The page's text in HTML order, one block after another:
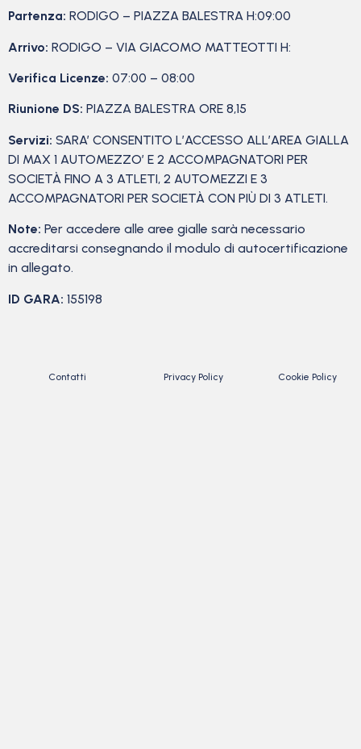
Partenza: RODIGO – PIAZZA BALESTRA H:09:00
Arrivo: RODIGO – VIA GIACOMO MATTEOTTI H:
Verifica Licenze: 07:00 – 08:00
Riunione DS: PIAZZA BALESTRA ORE 8,15
Servizi: SARA’ CONSENTITO L’ACCESSO ALL’AREA GIALLA
DI MAX 1 AUTOMEZZO’ E 2 ACCOMPAGNATORI PER
SOCIETÀ FINO A 3 ATLETI, 2 AUTOMEZZI E 3
ACCOMPAGNATORI PER SOCIETÀ CON PIÙ DI 3 ATLETI.
Note: Per accedere alle aree gialle sarà necessario
accreditarsi consegnando il modulo di autocertificazione
in allegato.
ID GARA: 155198
Contatti Privacy Policy Cookie Policy